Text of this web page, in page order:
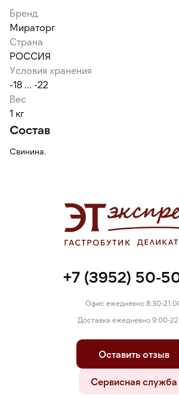
Бренд
Мираторг
Страна
РОССИЯ
Условия хранения
-18 ... -22
Вес
1 кг
Состав
Свинина.
+7 (3952) 50-
Офис ежедневно 8:30-
Доставка ежедневно 9:00-
Оставить отзыв
Сервисная служба